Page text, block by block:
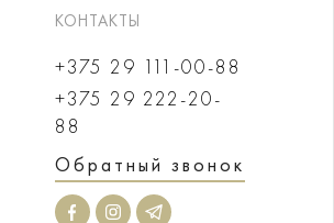
КОНТАКТЫ
+375 29 111-00-88
+375 29 222-20-
88
Обратный звонок